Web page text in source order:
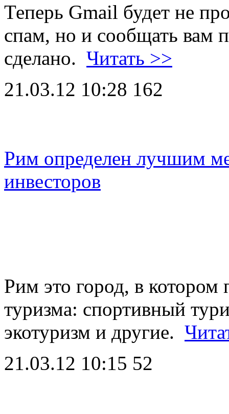
Теперь Gmail будет не
спам, но и сообщать вам
сделано. Читать >>
21.03.12 10:28 162
Рим определен лучшим
инвесторов
Рим это город, в котором
туризма: спортивный
экотуризм и другие.
21.03.12 10:15 52